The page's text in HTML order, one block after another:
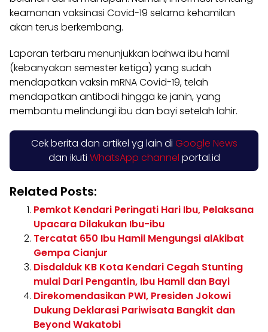
keamanan vaksinasi Covid-19 selama kehamilan
akan terus berkembang.
Laporan terbaru menunjukkan bahwa ibu hamil
(kebanyakan semester ketiga) yang sudah
mendapatkan vaksin mRNA Covid-19, telah
mendapatkan antibodi hingga ke janin, yang
membantu melindungi ibu dan bayi setelah lahir.
Cek berita dan artikel yg lain di Google News
dan ikuti WhatsApp channel portal.id
Related Posts:
Pemkot Kendari Peringati Hari Ibu, Pelaksana
Upacara Dilakukan Ibu-ibu
Tercatat 650 Ibu Hamil Mengungsi alAkibat
Gempa Cianjur
Disdalduk KB Kota Kendari Cegah Stunting
mulai Dari Pengantin, Ibu Hamil dan Bayi
Direkomendasikan PWI, Presiden Jokowi
Dukung Deklarasi Pariwisata Bangkit dan
Beyond Wakatobi